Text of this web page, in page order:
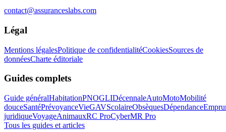
contact@assuranceslabs.com
Légal
Mentions légalesPolitique de confidentialitéCookiesSources de
donnéesCharte éditoriale
Guides complets
Guide généralHabitationPNOGLIDécennaleAutoMotoMobilité
douceSantéPrévoyanceVieGAVScolaireObsèquesDépendance
juridiqueVoyageAnimauxRC ProCyberMR Pro
Tous les guides et articles